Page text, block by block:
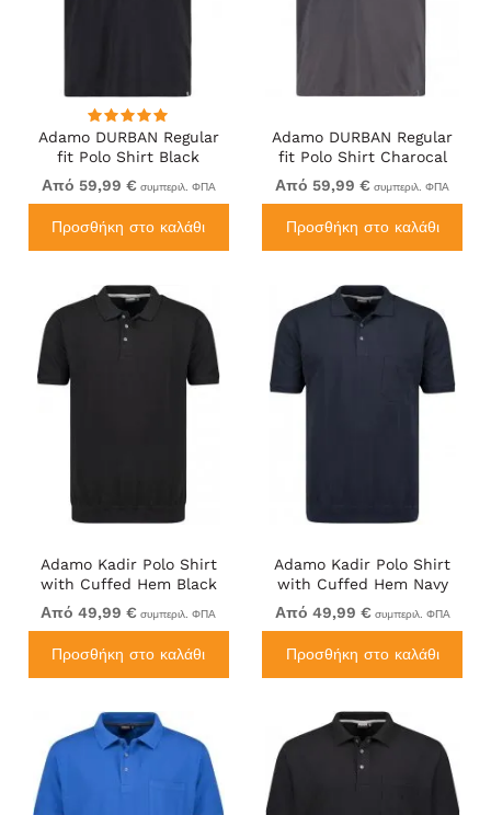
Adamo DURBAN Regular
fit Polo Shirt Black
Από 59,99 € συμπεριλ. ΦΠΑ
Προσθήκη στο καλάθι
Adamo DURBAN Regular
fit Polo Shirt Charocal
Από 59,99 € συμπεριλ. ΦΠΑ
Προσθήκη στο καλάθι
Adamo Kadir Polo Shirt
with Cuffed Hem Black
Από 49,99 € συμπεριλ. ΦΠΑ
Προσθήκη στο καλάθι
Adamo Kadir Polo Shirt
with Cuffed Hem Navy
Από 49,99 € συμπεριλ. ΦΠΑ
Προσθήκη στο καλάθι